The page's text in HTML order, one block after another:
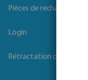
Pièces de rechange
Login
Rétractation du contrat